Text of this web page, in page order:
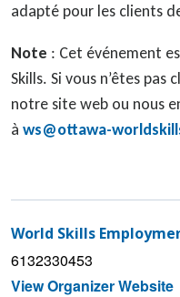
adapté pour les clients
Note : Cet événement
Skills. Si vous n’êtes
notre site web ou nous
à ws@ottawa-
World Skills
6132330453
View Organizer Website